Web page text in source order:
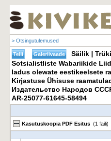
> Otsingutulemused
Säilik |
Sotsialistliste Wabariikide
ladus olewate eestikeelsete
Kirjastuse Ühisuse
Издательство Народов
AR-25077-61645-58494
Kasutuskoopia PDF Esitus (1 faili)